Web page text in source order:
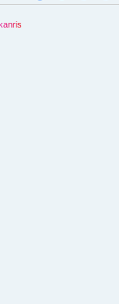
kanris